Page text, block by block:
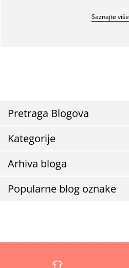
Pretraga Blogova
Kategorije
Arhiva bloga
Popularne blog oznake
Saznajte više